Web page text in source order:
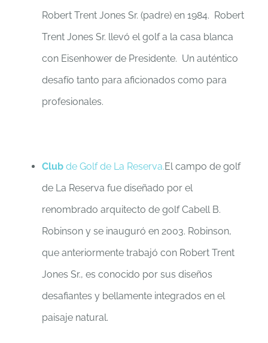
Robert Trent Jones Sr. (padre) en 1984. Robert
Trent Jones Sr. llevó el golf a la casa blanca
con Eisenhower de Presidente. Un auténtico
desafío tanto para aficionados como para
profesionales.
Club de Golf de La Reserva.El campo de golf
de La Reserva fue diseñado por el
renombrado arquitecto de golf Cabell B.
Robinson y se inauguró en 2003. Robinson,
que anteriormente trabajó con Robert Trent
Jones Sr., es conocido por sus diseños
desafiantes y bellamente integrados en el
paisaje natural.